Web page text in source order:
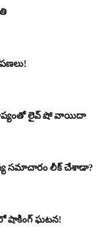
లైవ్ షో వాయిదా
సమాచారం లీక్ చేశాడా?
షాకింగ్ ఘటన!